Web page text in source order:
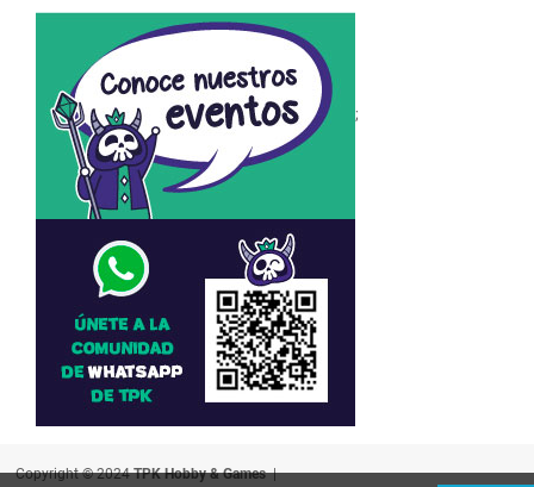
;
Copyright © 2024TPK Hobby & Games|